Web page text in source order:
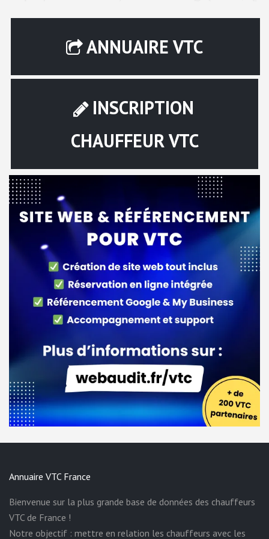
ANNUAIRE VTC
INSCRIPTION
CHAUFFEUR VTC
Annuaire VTC France
Bienvenue sur la plus grande base de données des chauffeurs
VTC de France !
Notre objectif : mettre en relation les chauffeurs avec les